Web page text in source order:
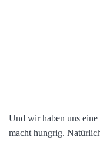
Und wir haben uns eine
macht hungrig.